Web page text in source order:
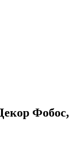
Фобос,